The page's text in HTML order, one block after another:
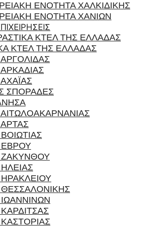
ΕΝΟΤΗΤΑ ΧΑΛΚΙΔΙΚΗΣ
ΕΝΟΤΗΤΑ ΧΑΝΙΩΝ
ΚΤΕΛ ΤΗΣ ΕΛΛΑΔΑΣ
ΚΤΕΛ ΤΗΣ ΕΛΛΑΔΑΣ
ΣΠΟΡΑΔΕΣ